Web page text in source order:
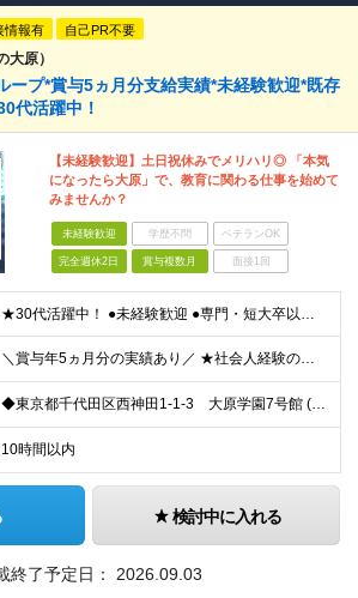
情報有 自己PR不要
大原）
ープ*賞与5ヵ月分支給実績*未経験歓迎*既存
代活躍中！
【未経験歓迎】土日祝休みでメリハリ◎ 「本気
になったら大原」で、教育に関わる仕事を始めて
みませんか？
未経験歓迎 学歴不問 ベテランOK
完全週休2日 賞与複数月 面接1回
★30代活躍中！ ●未経験歓迎 ●専門・短大卒以上 ●簡単なPCスキル（Excel、Wordでの入力ができる程度） 〜こんな方にピッタリです〜 ◎数字に追われず、お客様とじっくり向き合いたい方 ◎相
＼賞与年5ヵ月分の実績あり／ ★社会人経験の年数に応じて給与アップ！ ★実績に応じたベースアップも年1回実施しています ★営業経験者の方は、月給40万円も可能！ 【想定年収】400～800万円 ┗
◆東京都千代田区西神田1-1-3 大原学園7号館 (変更の範囲)上記を除く当社関連勤務地
10時間以内
検討中に入れる
終了予定日： 2026.09.03